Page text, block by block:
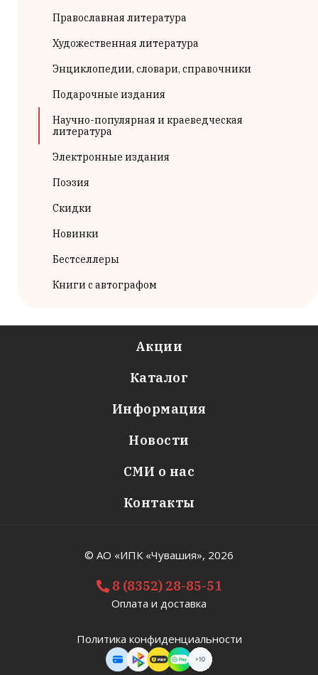
Православная литература
Художественная литература
Энциклопедии, словари, справочники
Подарочные издания
Научно-популярная и краеведческая
литература
Электронные издания
Поэзия
Скидки
Новинки
Бестселлеры
Книги с автографом
Акции
Каталог
Информация
Новости
СМИ о нас
Контакты
© АО «ИПК «Чувашия», 2026
8 (8352) 28-85-51
Оплата и доставка
Политика конфиденциальности